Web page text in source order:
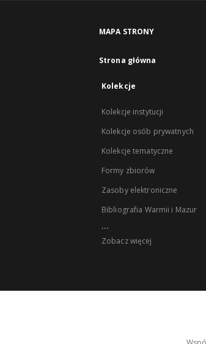
MAPA STRONY
Strona główna
Kolekcje
Kolekcje instytucji
Kolekcje osób prywatnych
Kolekcje tematyczne
Formy zbiorów
Zasoby elektroniczne
Bibliografia Warmii i Mazur
...
Zobacz więcej